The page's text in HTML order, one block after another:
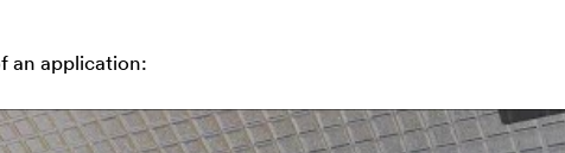
an application: